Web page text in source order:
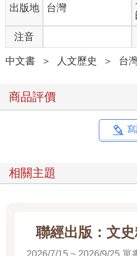
出版地 台灣
注音
中文書 ＞ 人文歷史 ＞ 台
商品評價
相關主題
聯經出版：文